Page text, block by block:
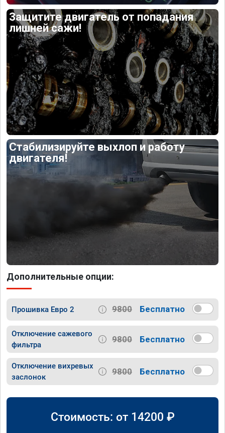
Защитите двигатель от попадания
лишней сажи!
Стабилизируйте выхлоп и работу
двигателя!
Дополнительные опции:
Прошивка Евро 2 9800 Бесплатно
Отключение сажевого
фильтра
9800 Бесплатно
Отключение вихревых
заслонок
9800 Бесплатно
Стоимость: от 14200 ₽